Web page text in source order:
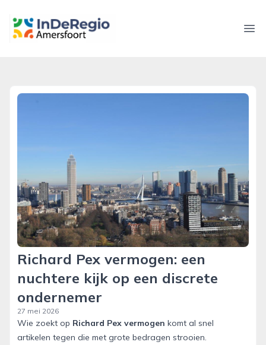
inderegioamersfoort.nl
Richard Pex vermogen: een
nuchtere kijk op een discrete
ondernemer
27 mei 2026
Wie zoekt op Richard Pex vermogen komt al snel
artikelen tegen die met grote bedragen strooien.